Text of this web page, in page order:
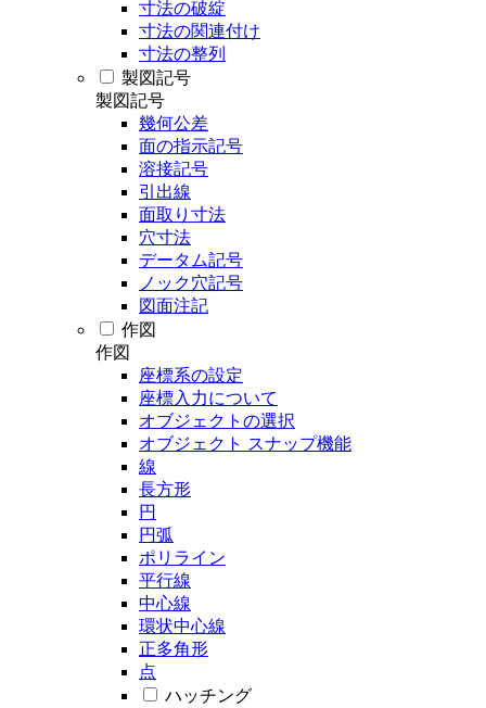
寸法の破綻
寸法の関連付け
寸法の整列
製図記号
製図記号
幾何公差
面の指示記号
溶接記号
引出線
面取り寸法
穴寸法
データム記号
ノック穴記号
図面注記
作図
作図
座標系の設定
座標入力について
オブジェクトの選択
オブジェクト スナップ機能
線
長方形
円
円弧
ポリライン
平行線
中心線
環状中心線
正多角形
点
ハッチング